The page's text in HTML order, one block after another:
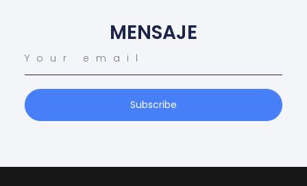
MENSAJE
Subscribe